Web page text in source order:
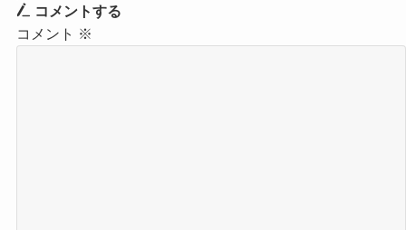
コメントする
コメント ※